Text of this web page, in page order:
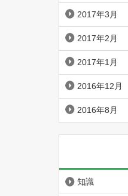
2017年3月
2017年2月
2017年1月
2016年12月
2016年8月
知識